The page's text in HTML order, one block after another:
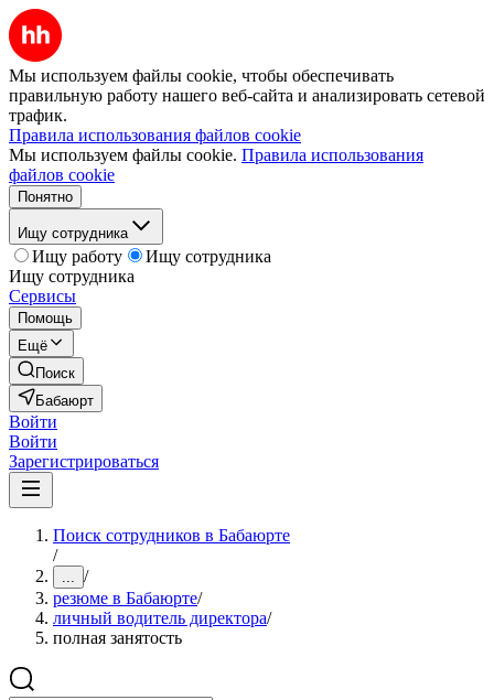
Мы используем файлы cookie, чтобы обеспечивать
правильную работу нашего веб-сайта и анализировать сетевой
трафик.
Правила использования файлов cookie
Мы используем файлы cookie. Правила использования
файлов cookie
Понятно
Ищу сотрудника
Ищу работу
Ищу сотрудника
Ищу сотрудника
Сервисы
Помощь
Ещё
Поиск
Бабаюрт
Войти
Войти
Зарегистрироваться
Поиск сотрудников в Бабаюрте
/
... /
резюме в Бабаюрте/
личный водитель директора/
полная занятость